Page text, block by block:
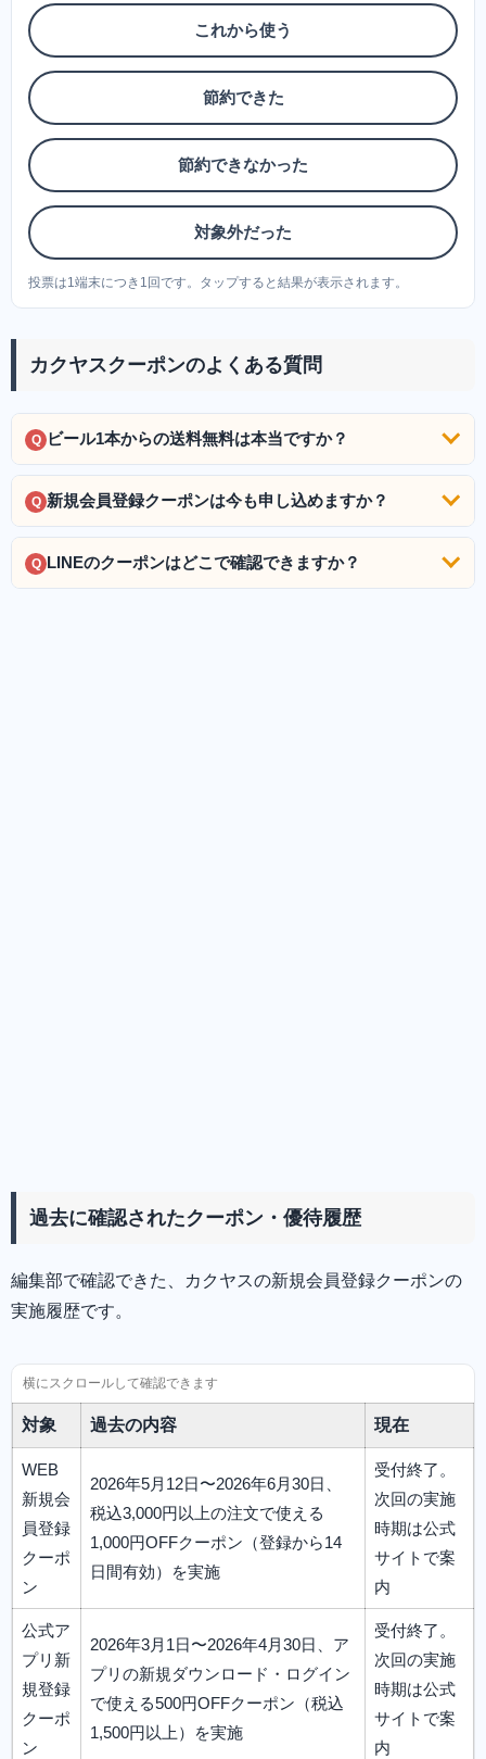
これから使う
節約できた
節約できなかった
対象外だった
投票は1端末につき1回です。タップすると結果が表示されます。
カクヤスクーポンのよくある質問
Q ビール1本からの送料無料は本当ですか？
Q 新規会員登録クーポンは今も申し込めますか？
Q LINEのクーポンはどこで確認できますか？
過去に確認されたクーポン・優待履歴
編集部で確認できた、カクヤスの新規会員登録クーポンの
実施履歴です。
対象 過去の内容 現在
WEB
新規会
員登録
クーポ
ン
2026年5月12日〜2026年6月30日、
税込3,000円以上の注文で使える
1,000円OFFクーポン（登録から14
日間有効）を実施
受付終了。
次回の実施
時期は公式
サイトで案
内
公式ア
プリ新
規登録
クーポ
ン
2026年3月1日〜2026年4月30日、ア
プリの新規ダウンロード・ログイン
で使える500円OFFクーポン（税込
1,500円以上）を実施
受付終了。
次回の実施
時期は公式
サイトで案
内